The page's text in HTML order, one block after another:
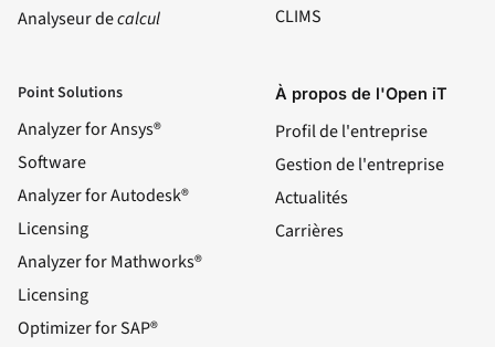
Analyseur decalcul
CLIMS
Point Solutions
Analyzer for Ansys®
Software
Analyzer for Autodesk®
Licensing
Analyzer for Mathworks®
Licensing
Optimizer for SAP®
À propos de l'Open iT
Profil de l'entreprise
Gestion de l'entreprise
Actualités
Carrières